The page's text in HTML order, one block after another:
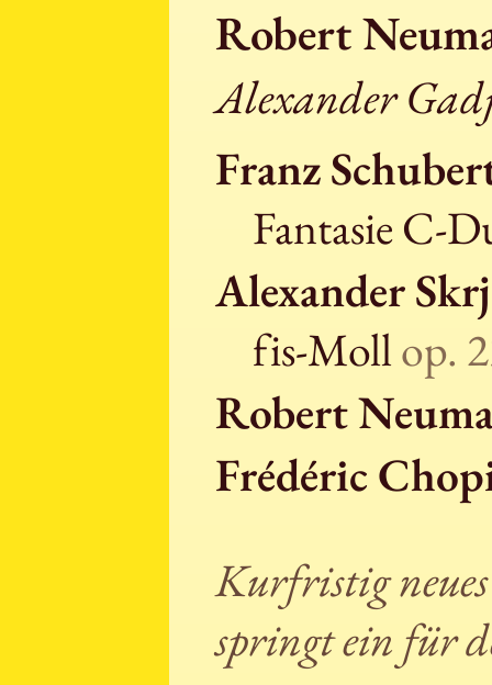
Robert
Alexander
Franz
Fantasie C-
Alexander
fis-Mollop.
Robert
Frédéric
Kurfristig
springt ein für